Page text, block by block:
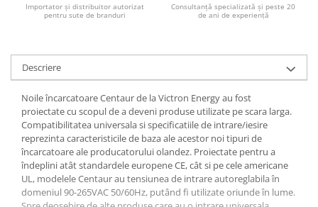
Importator și distribuitor autorizat
pentru sute de branduri
Consultanță specializată și peste 20
de ani de experiență
Descriere
Noile încarcatoare Centaur de la Victron Energy au fost
proiectate cu scopul de a deveni produse utilizate pe scara larga.
Compatibilitatea universala si specificatiile de intrare/iesire
reprezinta caracteristicile de baza ale acestor noi tipuri de
încarcatoare ale producatorului olandez. Proiectate pentru a
îndeplini atât standardele europene CE, cât si pe cele americane
UL, modelele Centaur au tensiunea de intrare autoreglabila în
domeniul 90-265VAC 50/60Hz, putând fi utilizate oriunde în lume.